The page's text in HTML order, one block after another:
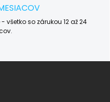
všetko so zárukou 12 až 24